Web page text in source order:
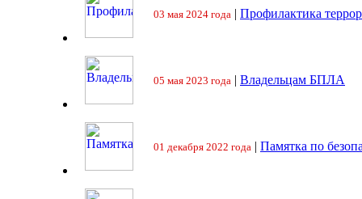
03 мая 2024 года | Профилактика
05 мая 2023 года | Владельцам БПЛА
01 декабря 2022 года | Памятка по